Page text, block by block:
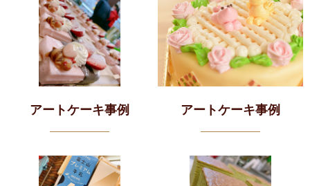
アートケーキ事例 アートケーキ事例